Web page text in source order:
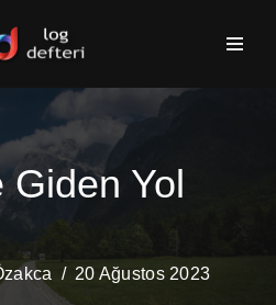
Giden Yol
20 Ağustos 2023